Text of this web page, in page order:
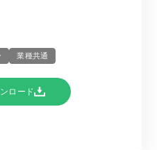
業種共通
ロード